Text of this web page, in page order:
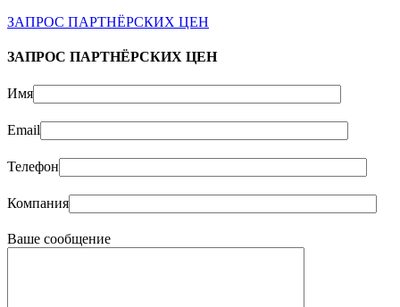
ЗАПРОС ПАРТНЁРСКИХ ЦЕН
ЗАПРОС ПАРТНЁРСКИХ ЦЕН
Имя
Email
Телефон
Компания
Ваше сообщение